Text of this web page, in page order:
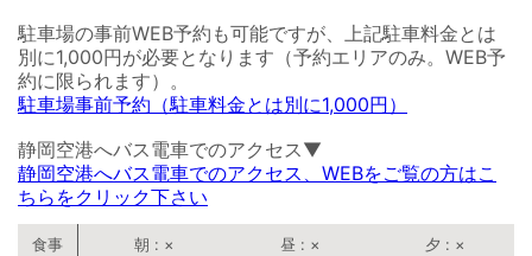
駐車場の事前WEB予約も可能ですが、上記駐車料金とは
別に1,000円が必要となります（予約エリアのみ。WEB予
約に限られます）。
駐車場事前予約（駐車料金とは別に1,000円）
静岡空港へバス電車でのアクセス▼
静岡空港へバス電車でのアクセス、WEBをご覧の方はこ
ちらをクリック下さい
朝 × 昼 × 夕 ×